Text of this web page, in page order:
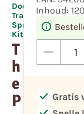
Doctor
Training
Spray
Kittens
T
h
e
P
Inhoud:
check Gratis